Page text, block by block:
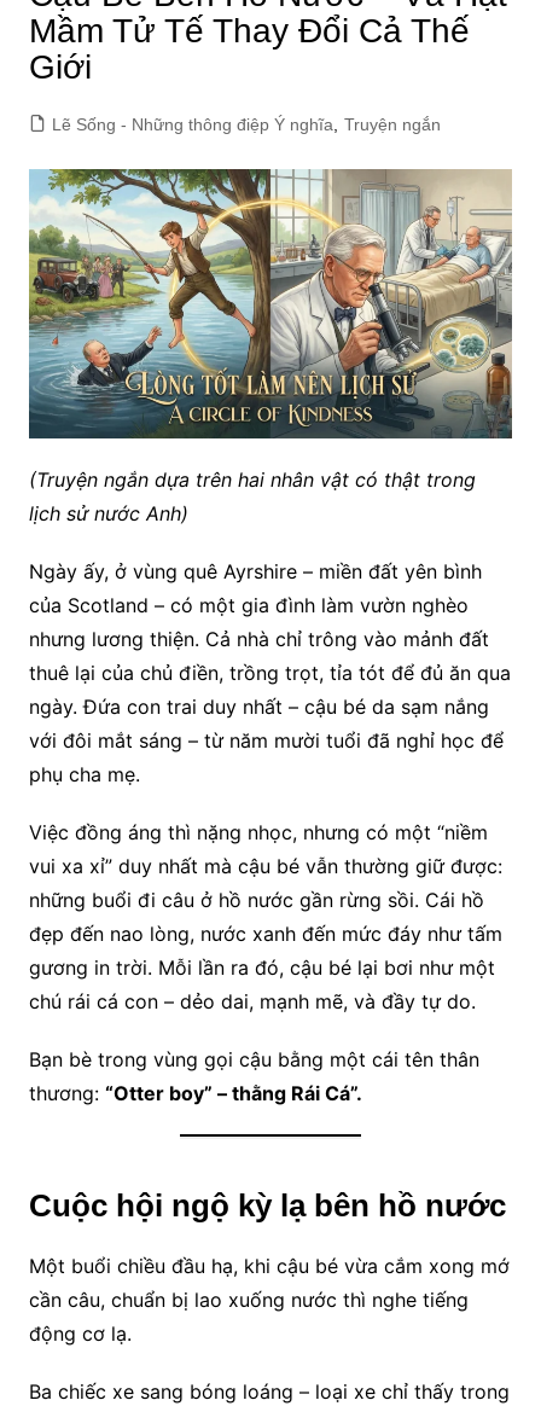
Mầm Tử Tế Thay Đổi Cả Thế
Giới
Lẽ Sống - Những thông điệp Ý nghĩa Truyện ngắn
(Truyện ngắn dựa trên hai nhân vật có thật trong
lịch sử nước Anh)
Ngày ấy, ở vùng quê Ayrshire – miền đất yên bình
của Scotland – có một gia đình làm vườn nghèo
nhưng lương thiện. Cả nhà chỉ trông vào mảnh đất
thuê lại của chủ điền, trồng trọt, tỉa tót để đủ ăn qua
ngày. Đứa con trai duy nhất – cậu bé da sạm nắng
với đôi mắt sáng – từ năm mười tuổi đã nghỉ học để
phụ cha mẹ.
Việc đồng áng thì nặng nhọc, nhưng có một “niềm
vui xa xỉ” duy nhất mà cậu bé vẫn thường giữ được:
những buổi đi câu ở hồ nước gần rừng sồi. Cái hồ
đẹp đến nao lòng, nước xanh đến mức đáy như tấm
gương in trời. Mỗi lần ra đó, cậu bé lại bơi như một
chú rái cá con – dẻo dai, mạnh mẽ, và đầy tự do.
Bạn bè trong vùng gọi cậu bằng một cái tên thân
thương: “Otter boy” – thằng Rái Cá”.
Cuộc hội ngộ kỳ lạ bên hồ nước
Một buổi chiều đầu hạ, khi cậu bé vừa cắm xong mớ
cần câu, chuẩn bị lao xuống nước thì nghe tiếng
động cơ lạ.
Ba chiếc xe sang bóng loáng – loại xe chỉ thấy trong